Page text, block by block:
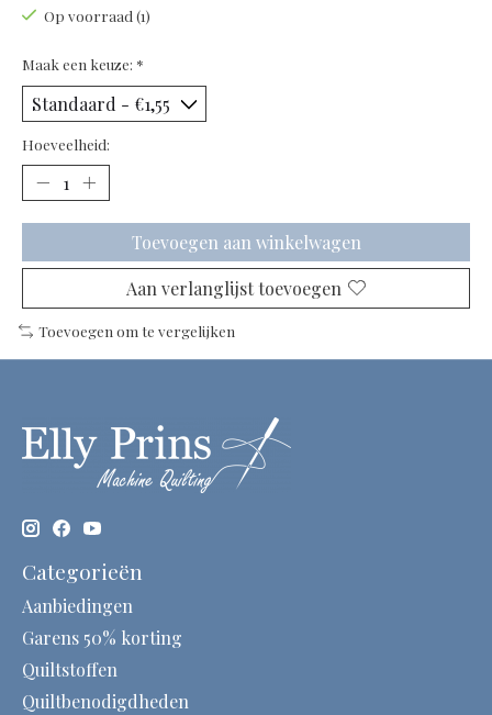
Op voorraad (1)
Maak een keuze: *
Hoeveelheid:
Toevoegen aan winkelwagen
Aan verlanglijst toevoegen
Toevoegen om te vergelijken
Categorieën
Aanbiedingen
Garens 50% korting
Quiltstoffen
Quiltbenodigdheden